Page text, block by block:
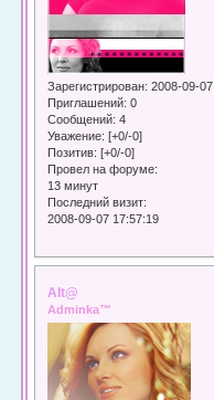
Зарегистрирован: 2008-09-07
Приглашений: 0
Сообщений: 4
Уважение: [+0/-0]
Позитив: [+0/-0]
Провел на форуме:
13 минут
Последний визит:
2008-09-07 17:57:19
Alt@
Adminka™